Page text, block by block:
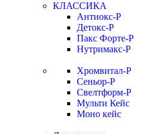
КЛАССИКА
Антиокс-Р
Детокс-Р
Пакс Форте-Р
Нутримакс-Р
Хромвитал-Р
Сеньор-Р
Свелтформ-Р
Мульти Кейс
Моно кейс